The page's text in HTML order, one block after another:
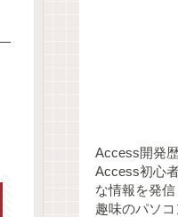
Access開発
Access初心
な情報を発
趣味のパソ